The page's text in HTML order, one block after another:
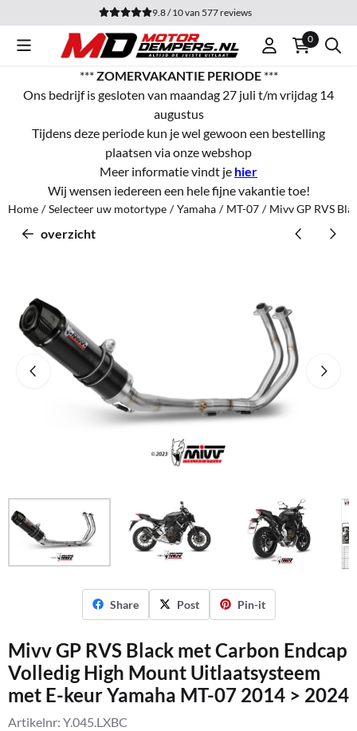
Cookievoorkeuren zijn momenteel gesloten.
9.8 / 10van 577reviews
0
***ZOMERVAKANTIE PERIODE***
Ons bedrijf is gesloten van maandag 27 juli t/m vrijdag 14
augustus
Tijdens deze periode kun je wel gewoon een bestelling
plaatsen via onze webshop
Meer informatie vindt je hier
Wij wensen iedereen een hele fijne vakantie toe!
Home / Selecteer uw motortype / Yamaha / MT-07 / Mivv GP RVS
overzicht
Share Post Pin-it
Mivv GP RVS Black met Carbon Endcap
Volledig High Mount Uitlaatsysteem
met E-keur Yamaha MT-07 2014 > 2024
Artikelnr: Y.045.LXBC